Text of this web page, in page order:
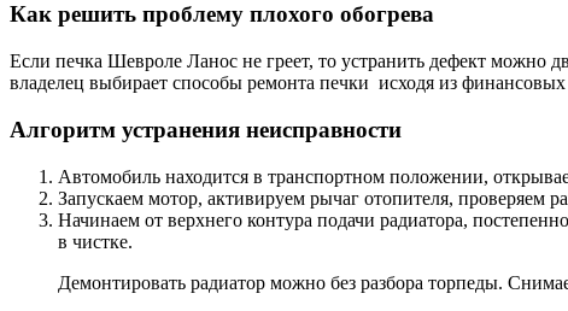
Как решить проблему плохого обогрева
Если печка Шевроле Ланос не греет, то устранить дефект можно
владелец выбирает способы ремонта печки исходя из
Алгоритм устранения неисправности
Автомобиль находится в транспортном положении,
Запускаем мотор, активируем рычаг отопителя, проверяем
Начинаем от верхнего контура подачи радиатора,
в чистке.
Демонтировать радиатор можно без разбора торпеды.